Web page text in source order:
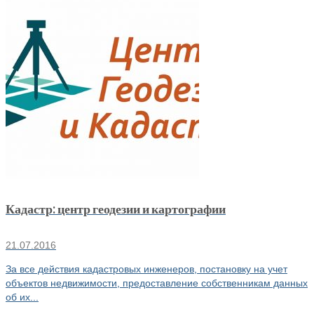
Кадастр: центр геодезии и картографии
21.07.2016
За все действия кадастровых инженеров, постановку на учет
объектов недвижимости, предоставление собственникам данных
об их...